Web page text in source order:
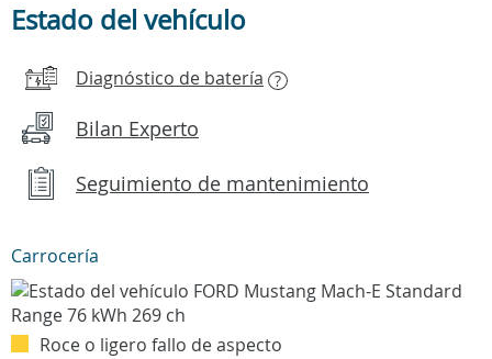
Estado del vehículo
Diagnóstico de batería ?
Bilan Experto
Seguimiento de mantenimiento
Carrocería
Roce o ligero fallo de aspecto